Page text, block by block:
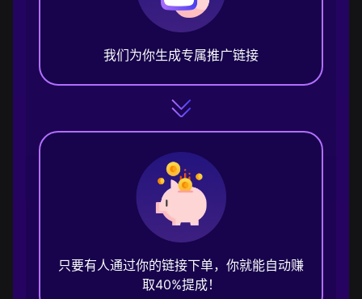
我们为你生成专属推广链接
只要有人通过你的链接下单，你就能自动赚
取40%提成！